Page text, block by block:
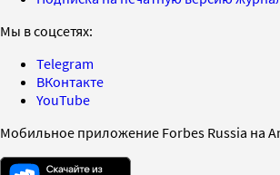
Мы в соцсетях:
Telegram
ВКонтакте
YouTube
Мобильное приложение Forbes Russia на